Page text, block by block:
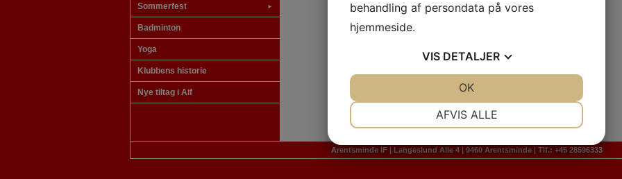
►
Sommerfest
Badminton
Yoga
Klubbens historie
Nye tiltag i Aif
Arentsminde IF | Langeslund Alle 4 | 9460 Arentsminde | Tlf.: +45 28596333
behandling af persondata på vores
hjemmeside.
VIS DETALJER
MARKETING STATISTIK
AFVIS ALLE
OK